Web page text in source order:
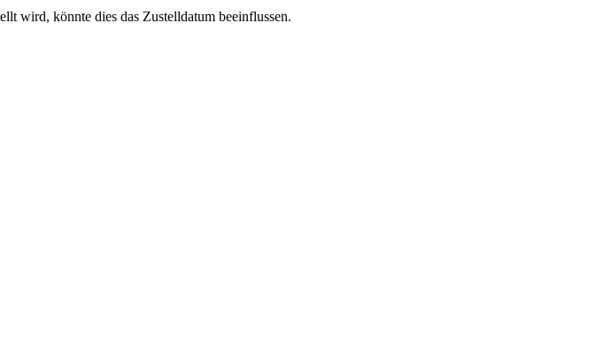
wird, könnte dies das Zustelldatum beeinflussen.